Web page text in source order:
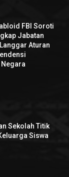
FBI Soroti
Jabatan
Aturan
Sekolah Titik
Siswa